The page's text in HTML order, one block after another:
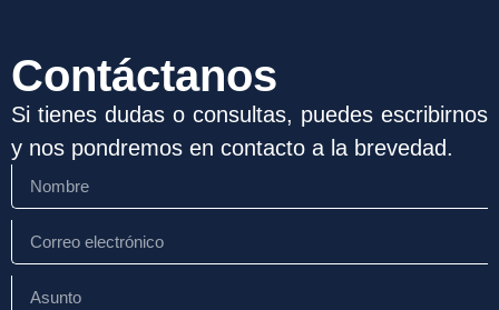
Contáctanos
Si tienes dudas o consultas, puedes escribirnos
y nos pondremos en contacto a la brevedad.